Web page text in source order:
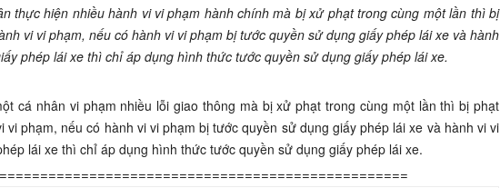
thực hiện nhiều hành vi vi phạm hành chính mà bị xử phạt trong cùng một lần thì bị
vi vi phạm, nếu có hành vi vi phạm bị tước quyền sử dụng giấy phép lái xe và hành
phép lái xe thì chỉ áp dụng hình thức tước quyền sử dụng giấy phép lái xe.
cá nhân vi phạm nhiều lỗi giao thông mà bị xử phạt trong cùng một lần thì bị phạt
vi phạm, nếu có hành vi vi phạm bị tước quyền sử dụng giấy phép lái xe và hành vi vi
lái xe thì chỉ áp dụng hình thức tước quyền sử dụng giấy phép lái xe.